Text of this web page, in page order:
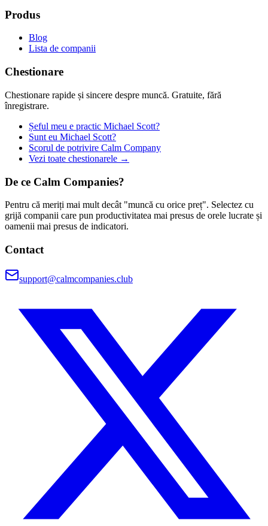
Produs
Blog
Lista de companii
Chestionare
Chestionare rapide și sincere despre muncă. Gratuite, fără
înregistrare.
Șeful meu e practic Michael Scott?
Sunt eu Michael Scott?
Scorul de potrivire Calm Company
Vezi toate chestionarele →
De ce Calm Companies?
Pentru că meriți mai mult decât "muncă cu orice preț". Selectez cu
grijă companii care pun productivitatea mai presus de orele lucrate și
oamenii mai presus de indicatori.
Contact
support@calmcompanies.club